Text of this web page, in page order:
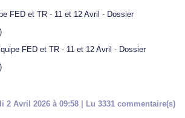
FED et TR - 11 et 12 Avril - Dossier
FED et TR - 11 et 12 Avril - Dossier
2 Avril 2026 à 09:58 | Lu 3331 commentaire(s)